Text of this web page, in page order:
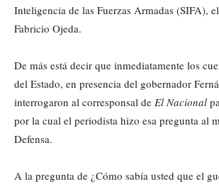
Inteligencia de las Fuerzas Armadas (SIFA),
Fabricio Ojeda.
De más está decir que inmediatamente los
del Estado, en presencia del gobernador
interrogaron al corresponsal de El Nacional
por la cual el periodista hizo esa pregunta al
Defensa.
A la pregunta de ¿Cómo sabía usted que el